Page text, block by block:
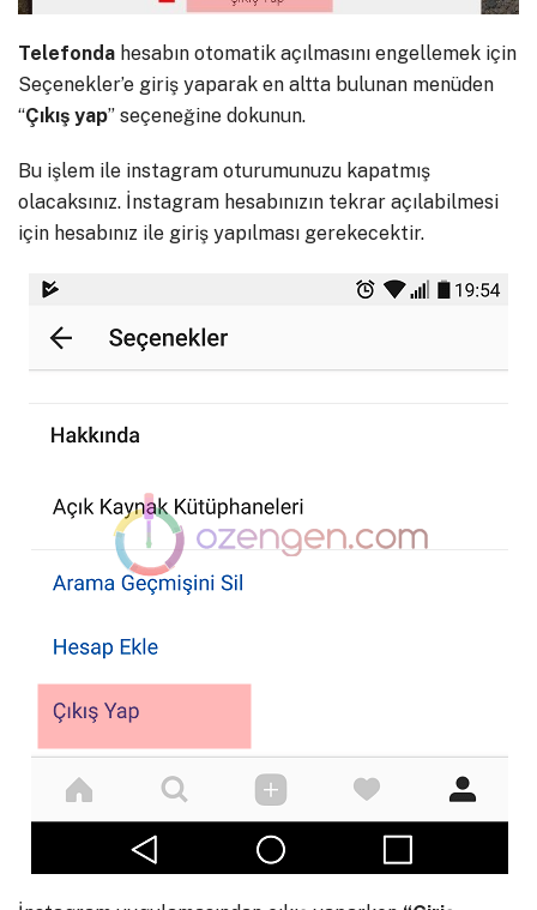
Telefonda hesabın otomatik açılmasını engellemek için
Seçenekler’e giriş yaparak en altta bulunan menüden
“Çıkış yap” seçeneğine dokunun.
Bu işlem ile instagram oturumunuzu kapatmış
olacaksınız. İnstagram hesabınızın tekrar açılabilmesi
için hesabınız ile giriş yapılması gerekecektir.